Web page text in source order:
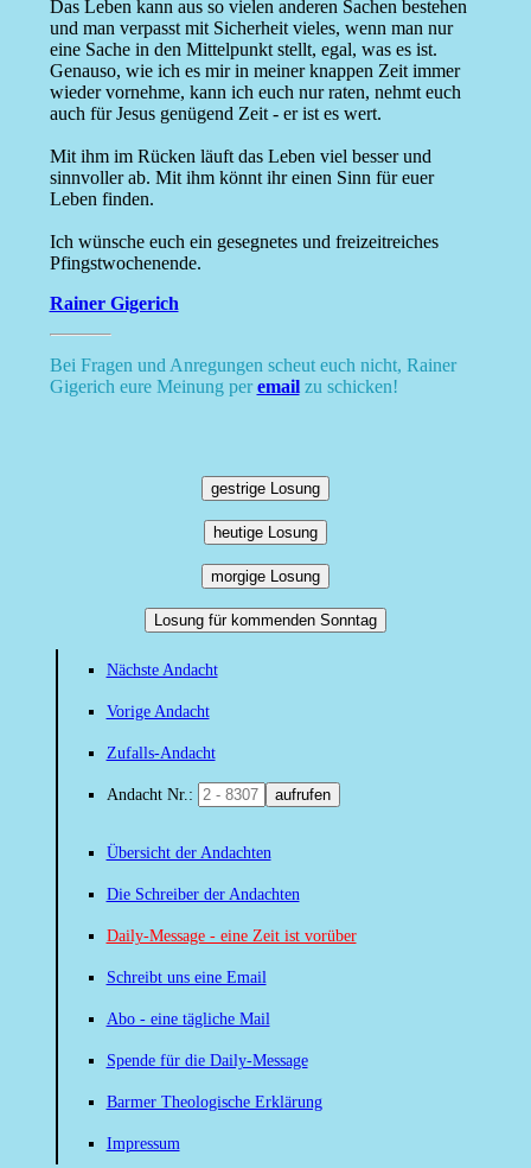
Das Leben kann aus so vielen anderen Sachen bestehen
und man verpasst mit Sicherheit vieles, wenn man nur
eine Sache in den Mittelpunkt stellt, egal, was es ist.
Genauso, wie ich es mir in meiner knappen Zeit immer
wieder vornehme, kann ich euch nur raten, nehmt euch
auch für Jesus genügend Zeit - er ist es wert.
Mit ihm im Rücken läuft das Leben viel besser und
sinnvoller ab. Mit ihm könnt ihr einen Sinn für euer
Leben finden.
Ich wünsche euch ein gesegnetes und freizeitreiches
Pfingstwochenende.
Rainer Gigerich
Bei Fragen und Anregungen scheut euch nicht, Rainer
Gigerich eure Meinung peremailzu schicken!
gestrige Losung
heutige Losung
morgige Losung
Losung für kommenden Sonntag
Nächste Andacht
Vorige Andacht
Zufalls-Andacht
Andacht Nr.: aufrufen
Übersicht der Andachten
Die Schreiber der Andachten
Daily-Message - eine Zeit ist vorüber
Schreibt uns eine Email
Abo - eine tägliche Mail
Spende für die Daily-Message
Barmer Theologische Erklärung
Impressum